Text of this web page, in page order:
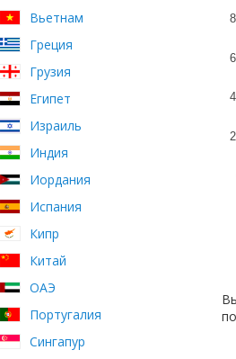
Вьетнам
Греция
Грузия
Египет
Израиль
Индия
Иордания
Испания
Кипр
Китай
ОАЭ
Португалия
Сингапур